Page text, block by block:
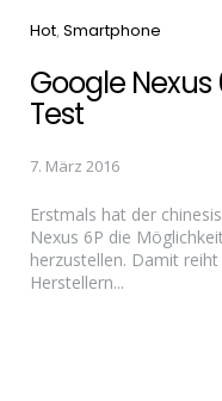
Categories
Hot Smartphone
Google
Test
7. März 2016
Erstmals hat der
Nexus 6P die
herzustellen. Damit
Herstellern...